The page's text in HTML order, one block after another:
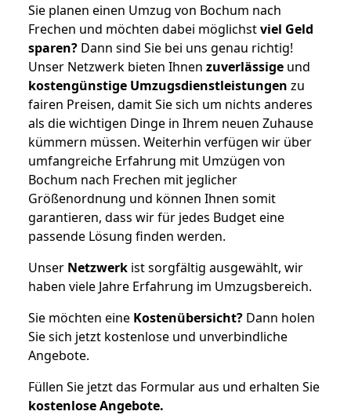
Sie planen einen Umzug von Bochum nach
Frechen und möchten dabei möglichstviel Geld
sparen? Dann sind Sie bei uns genau richtig!
Unser Netzwerk bieten Ihnen zuverlässige und
kostengünstige Umzugsdienstleistungen zu
fairen Preisen, damit Sie sich um nichts anderes
als die wichtigen Dinge in Ihrem neuen Zuhause
kümmern müssen. Weiterhin verfügen wir über
umfangreiche Erfahrung mit Umzügen von
Bochum nach Frechen mit jeglicher
Größenordnung und können Ihnen somit
garantieren, dass wir für jedes Budget eine
passende Lösung finden werden.
Unser Netzwerk ist sorgfältig ausgewählt, wir
haben viele Jahre Erfahrung im Umzugsbereich.
Sie möchten eine Kostenübersicht? Dann holen
Sie sich jetzt kostenlose und unverbindliche
Angebote.
Füllen Sie jetzt das Formular aus und erhalten Sie
kostenloseAngebote.